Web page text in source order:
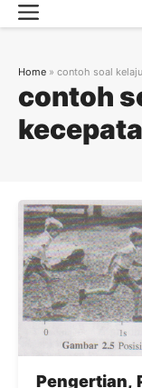
Skip
to
Menu
contoh
Home » contoh soal
Pengertian,